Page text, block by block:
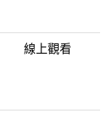
線上觀看